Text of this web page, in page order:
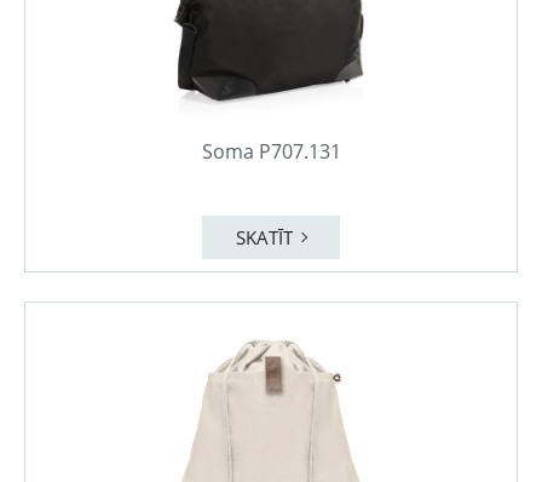
Soma P707.131
SKATĪT